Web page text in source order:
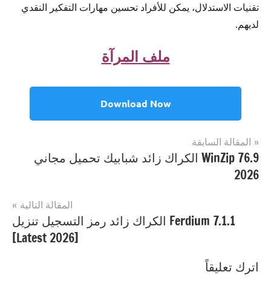
تقنيات الاستدلال، يمكن للأفراد تحسين مهارات التفكير النقدي
لديهم.
ملف المرآة
Download Now
مصنف
ب
Reason
Reason
Reason
رمز
Multimedia
تصفّح
المقالات
المقالة السابقة
WinZip 76.9 الكراك زائد شبابيك تحميل مجاني
2026
المقالة التالية
Ferdium 7.1.1 الكراك زائد رمز التسجيل تنزيل
[Latest 2026]
اترك تعليقاً